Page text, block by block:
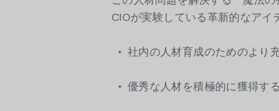
CIOが実験している革新的なアイ
社内の人材育成のためのより
優秀な人材を積極的に獲得す